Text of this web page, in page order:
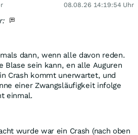
08.08.26 14:19:54 Uhr
dann, wenn alle davon reden.
Blase sein kann, en alle Auguren
Crash kommt unerwartet, und
einer Zwangsläufigkeit infolge
einmal.
wurde war ein Crash (nach oben